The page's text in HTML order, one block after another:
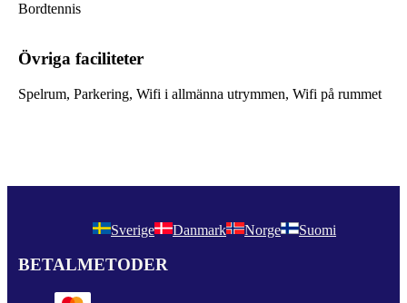
Bordtennis
Övriga faciliteter
Spelrum, Parkering, Wifi i allmänna utrymmen, Wifi på rummet
Sverige Danmark Norge Suomi
BETALMETODER